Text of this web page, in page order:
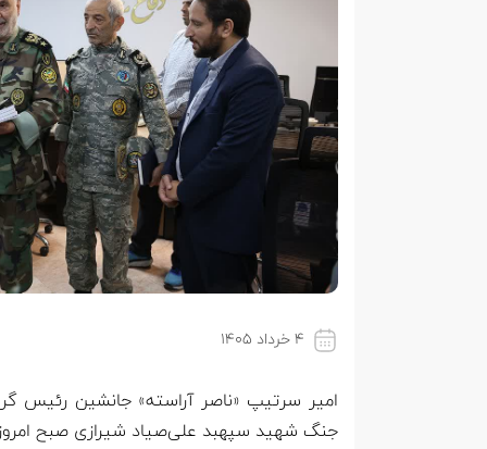
۴ خرداد ۱۴۰۵
امیر سرتیپ «ناصر آراسته» جانشین رئیس
جنگ شهید سپهبد علی‌صیاد شیرازی صبح امروز